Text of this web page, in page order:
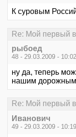
К суровым
Re: Мой первый
рыбоед
48 - 29.03.2009 - 10:02
ну да, теперь
нашим дорожным
Re: Мой первый
Иванович
49 - 29.03.2009 - 10:19